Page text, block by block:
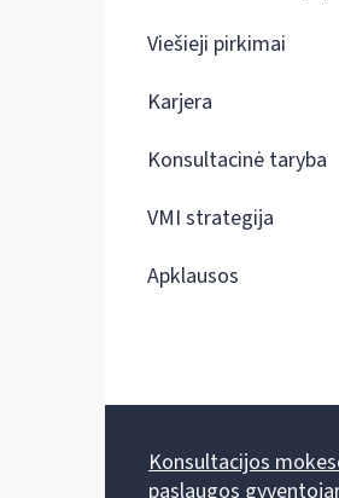
Viešieji pirkimai
Karjera
Konsultacinė taryba
VMI strategija
Apklausos
Konsultacijos
paslaugos